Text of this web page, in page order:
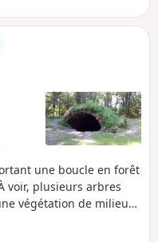
une boucle en forêt
voir, plusieurs arbres
végétation de milieu